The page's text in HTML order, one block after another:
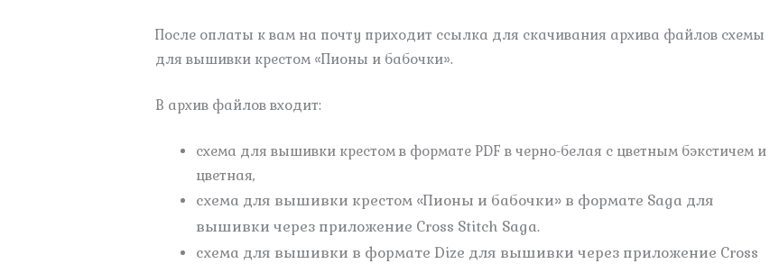
После оплаты к вам на почту приходит ссылка для скачивания архива файлов схемы
для вышивки крестом «Пионы и бабочки».
В архив файлов входит:
схема для вышивки крестом в формате PDF в черно-белая с цветным бэкстичем и
цветная,
схема для вышивки крестом «Пионы и бабочки» в формате Saga для
вышивки через приложение Cross Stitch Saga.
схема для вышивки в формате Dize для вышивки через приложение Cross